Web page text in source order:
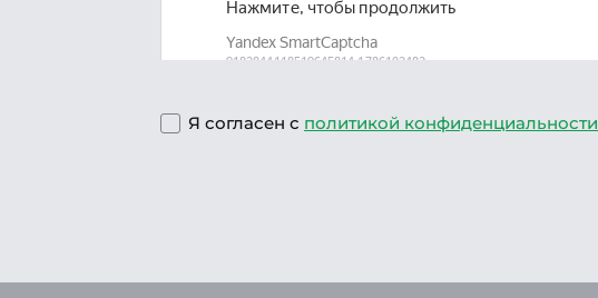
Я согласен с политикой конфиденциальности